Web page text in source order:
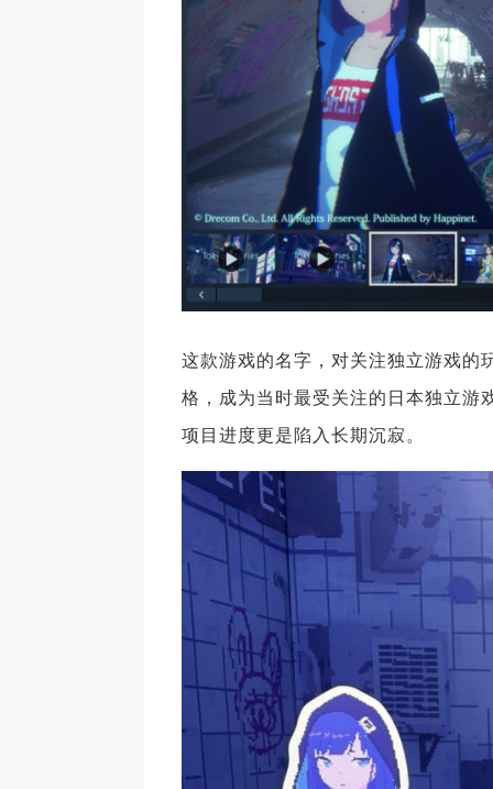
这款游戏的名字，对关注独立游戏的
格，成为当时最受关注的日本独立
项目进度更是陷入长期沉寂。